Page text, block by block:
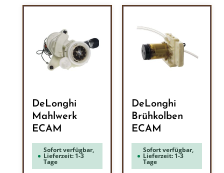
DeLonghi
Mahlwerk
ECAM
Sofort verfügbar,
Lieferzeit: 1-3
Tage
DeLonghi
Brühkolben
ECAM
Sofort verfügbar,
Lieferzeit: 1-3
Tage